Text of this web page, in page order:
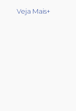
Veja Mais+